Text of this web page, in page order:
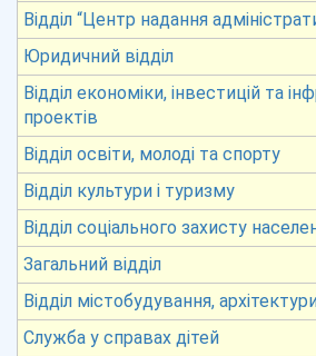
Відділ “Центр надання
Юридичний відділ
Відділ економіки, інвестицій та
проектів
Відділ освіти, молоді та спорту
Відділ культури і туризму
Відділ соціального захисту
Загальний відділ
Відділ містобудування,
Служба у справах дітей